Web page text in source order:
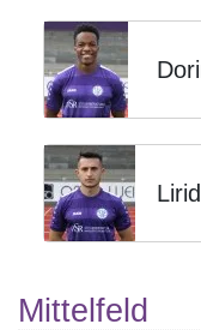
Mittelfeld